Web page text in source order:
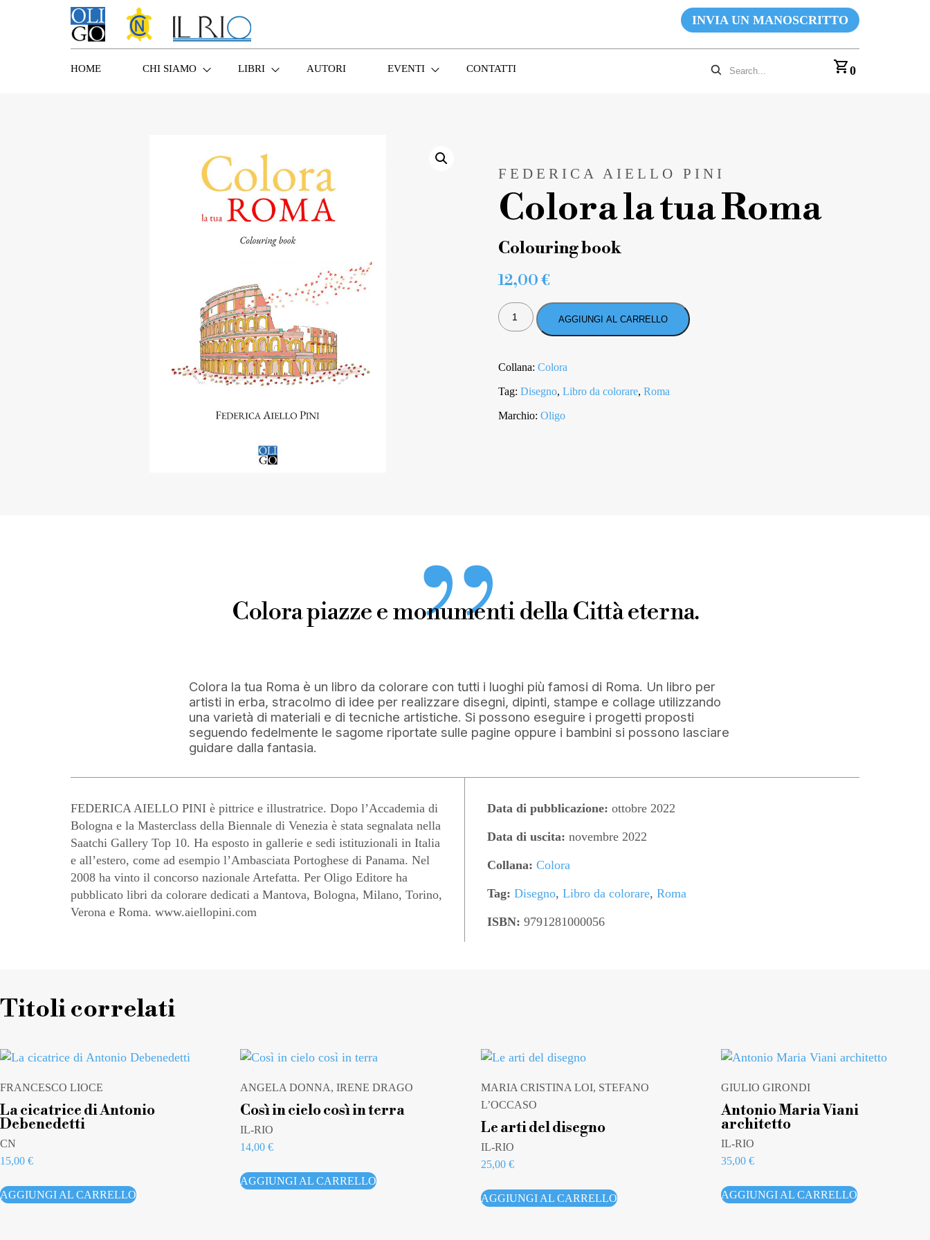
INVIA UN MANOSCRITTO
HOME CHI SIAMO LIBRI AUTORI EVENTI CONTATTI 0
FEDERICA AIELLO PINI
Colora la tua Roma
Colouring book
12,00€
COLORA
LA
TUA
AGGIUNGI AL CARRELLO
Collana: Colora
Tag: Disegno, Libro da colorare, Roma
Marchio: Oligo
Colora piazze e monumenti della Città eterna.
Colora la tua Roma è un libro da colorare con tutti i luoghi più famosi di Roma. Un libro per
artisti in erba, stracolmo di idee per realizzare disegni, dipinti, stampe e collage utilizzando
una varietà di materiali e di tecniche artistiche. Si possono eseguire i progetti proposti
seguendo fedelmente le sagome riportate sulle pagine oppure i bambini si possono lasciare
guidare dalla fantasia.
FEDERICA AIELLO PINI è pittrice e illustratrice. Dopo l’Accademia di
Bologna e la Masterclass della Biennale di Venezia è stata segnalata nella
Saatchi Gallery Top 10. Ha esposto in gallerie e sedi istituzionali in Italia
e all’estero, come ad esempio l’Ambasciata Portoghese di Panama. Nel
2008 ha vinto il concorso nazionale Artefatta. Per Oligo Editore ha
pubblicato libri da colorare dedicati a Mantova, Bologna, Milano, Torino,
Verona e Roma. www.aiellopini.com
Data di pubblicazione: ottobre 2022
Data di uscita: novembre 2022
Collana: Colora
Tag: Disegno, Libro da colorare, Roma
ISBN: 9791281000056
Titoli correlati
FRANCESCO LIOCE
La cicatrice di Antonio
Debenedetti
CN
15,00 €
AGGIUNGI AL CARRELLO
ANGELA DONNA, IRENE DRAGO
Così in cielo così in terra
IL-RIO
14,00€
AGGIUNGI AL CARRELLO
MARIA CRISTINA LOI, STEFANO
L’OCCASO
Le arti del disegno
IL-RIO
25,00 €
AGGIUNGI AL CARRELLO
GIULIO GIRONDI
Antonio Maria Viani
architetto
IL-RIO
35,00€
AGGIUNGI AL CARRELLO